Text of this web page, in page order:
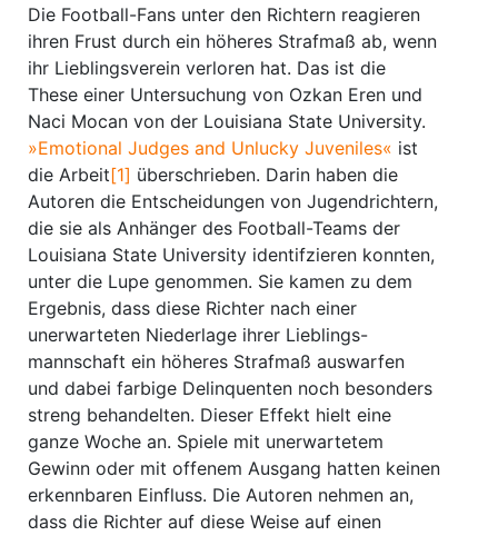
Die Football-Fans unter den Richtern reagieren
ihren Frust durch ein höheres Strafmaß ab, wenn
ihr Lieblingsverein verloren hat. Das ist die
These einer Untersuchung von Ozkan Eren und
Naci Mocan von der Louisiana State University.
»Emotional Judges and Unlucky Juveniles« ist
die Arbeit[1] überschrieben. Darin haben die
Autoren die Entscheidungen von Jugendrichtern,
die sie als Anhänger des Football-Teams der
Louisiana State University identifzieren konnten,
unter die Lupe genommen. Sie kamen zu dem
Ergebnis, dass diese Richter nach einer
unerwarteten Niederlage ihrer Lieblings-
mannschaft ein höheres Strafmaß auswarfen
und dabei farbige Delinquenten noch besonders
streng behandelten. Dieser Effekt hielt eine
ganze Woche an. Spiele mit unerwartetem
Gewinn oder mit offenem Ausgang hatten keinen
erkennbaren Einfluss. Die Autoren nehmen an,
dass die Richter auf diese Weise auf einen